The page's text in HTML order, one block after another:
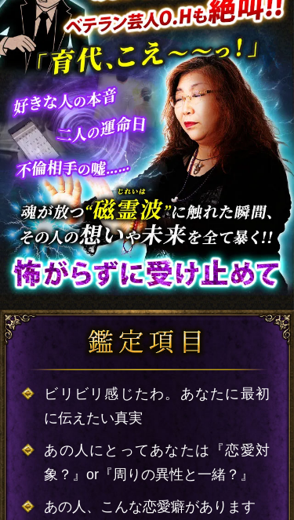
ビリビリ感じたわ。あなたに最初
に伝えたい真実
あの人にとってあなたは『恋愛対
象？』or『周りの異性と一緒？』
あの人、こんな恋愛癖があります